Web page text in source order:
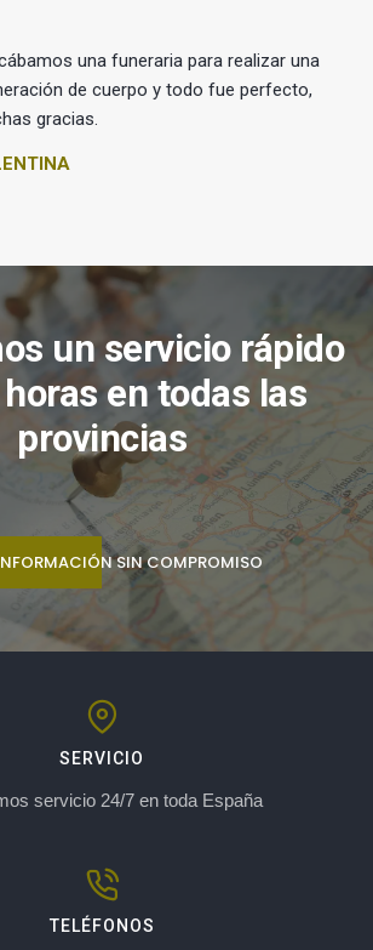
una funeraria para realizar una
de cuerpo y todo fue perfecto,
gracias.
un servicio rápido
en todas las
provincias
SIN COMPROMISO
SERVICIO
servicio 24/7 en toda España
TELÉFONOS